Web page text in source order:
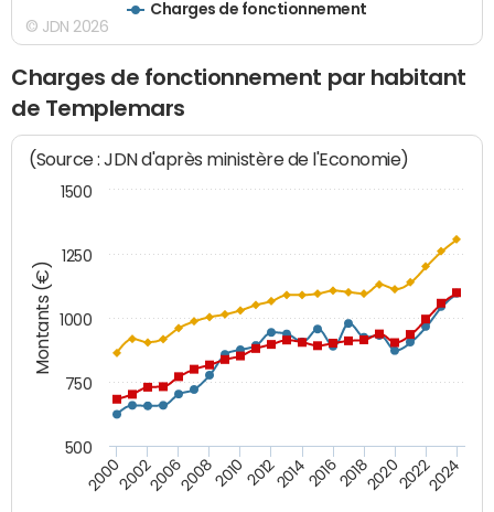
Charges de fonctionnement
© JDN 2026
Charges de fonctionnement par habitant
de Templemars
Montants (€)
(Source : JDN d'après ministère de l'Economie)
200020022006200820102012201420162018202020222024
1000
500
750
1250
1500